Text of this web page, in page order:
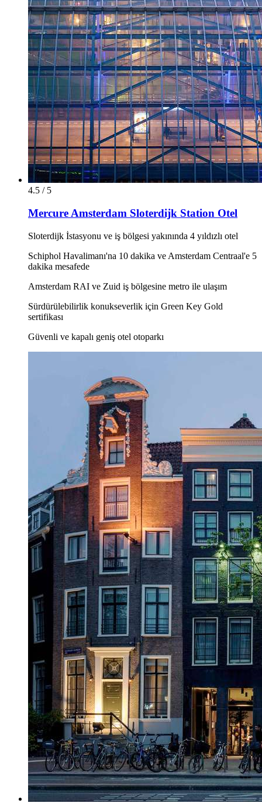
4.5 / 5
Mercure Amsterdam Sloterdijk Station Otel
Sloterdijk İstasyonu ve iş bölgesi yakınında 4 yıldızlı otel
Schiphol Havalimanı'na 10 dakika ve Amsterdam Centraal'e 5
dakika mesafede
Amsterdam RAI ve Zuid iş bölgesine metro ile ulaşım
Sürdürülebilirlik konukseverlik için Green Key Gold
sertifikası
Güvenli ve kapalı geniş otel otoparkı